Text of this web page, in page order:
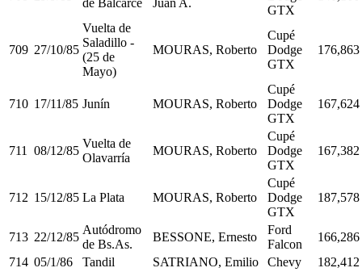
de Balcarce
Juan A.
GTX
709 27/10/85
Vuelta de
Saladillo -
(25 de
Mayo)
MOURAS, Roberto
Cupé
Dodge
GTX
176,863
710 17/11/85 Junín MOURAS, Roberto
Cupé
Dodge
GTX
167,624
711 08/12/85
Vuelta de
Olavarría
MOURAS, Roberto
Cupé
Dodge
GTX
167,382
712 15/12/85 La Plata MOURAS, Roberto
Cupé
Dodge
GTX
187,578
713 22/12/85
Autódromo
de Bs.As.
BESSONE, Ernesto
Ford
Falcon
166,286
714 05/1/86 Tandil SATRIANO, Emilio Chevy 182,412